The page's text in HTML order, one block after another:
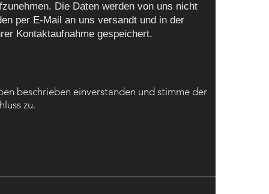
Die Daten werden von uns nicht
per E-Mail an uns versandt und in der
Kontaktaufnahme gespeichert.
beschrieben einverstanden und stimme der
zu.